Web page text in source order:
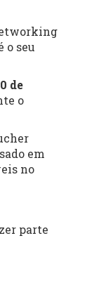
o seu
de
o
em
no
parte